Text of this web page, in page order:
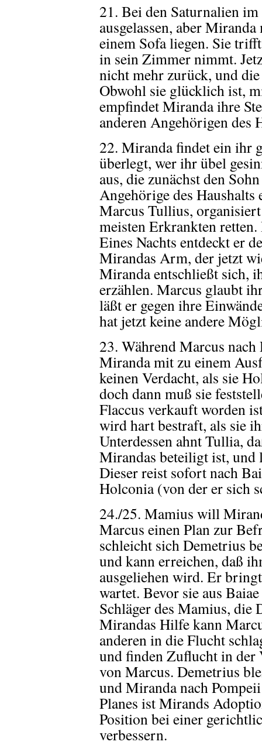
21. Bei den Saturnalien
ausgelassen, aber
einem Sofa liegen. Sie
in sein Zimmer nimmt.
nicht mehr zurück, und
Obwohl sie glücklich ist,
empfindet Miranda ihre
anderen Angehörigen des
22. Miranda findet ein ihr
überlegt, wer ihr übel
aus, die zunächst den
Angehörige des
Marcus Tullius,
meisten Erkrankten
Eines Nachts entdeckt er
Mirandas Arm, der jetzt
Miranda entschließt sich,
erzählen. Marcus glaubt
läßt er gegen ihre
hat jetzt keine andere
23. Während Marcus
Miranda mit zu einem
keinen Verdacht, als sie
doch dann muß sie
Flaccus verkauft worden
wird hart bestraft, als sie
Unterdessen ahnt Tullia,
Mirandas beteiligt ist, und
Dieser reist sofort nach
Holconia (von der er sich
24./25. Mamius will
Marcus einen Plan zur
schleicht sich Demetrius
und kann erreichen, daß
ausgeliehen wird. Er
wartet. Bevor sie aus
Schläger des Mamius, die
Mirandas Hilfe kann
anderen in die Flucht
und finden Zuflucht in der
von Marcus. Demetrius
und Miranda nach
Planes ist Mirands
Position bei einer
verbessern.